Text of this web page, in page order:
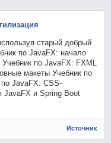
старый добрый
по JavaFX: начало
по JavaFX: FXML
макеты Учебник по
JavaFX: CSS-
JavaFX и Spring Boot
Источник